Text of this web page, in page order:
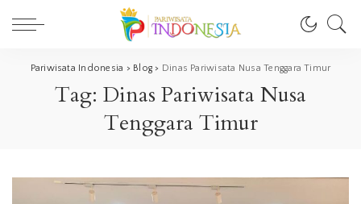
Pariwisata Indonesia > Blog > Dinas Pariwisata Nusa Tenggara Timur
Tag: Dinas Pariwisata Nusa
Tenggara Timur